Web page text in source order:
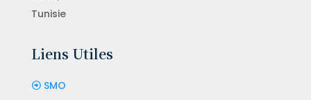
Tunisie
Liens Utiles
SMO